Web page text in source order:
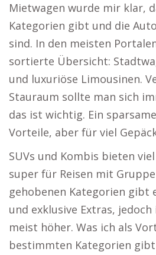
Mietwagen wurde mir klar,
Kategorien gibt und die
sind. In den meisten
sortierte Übersicht:
und luxuriöse Limousinen.
Stauraum sollte man sich
das ist wichtig. Ein
Vorteile, aber für viel
SUVs und Kombis bieten
super für Reisen mit
gehobenen Kategorien gibt
und exklusive Extras,
meist höher. Was ich als
bestimmten Kategorien